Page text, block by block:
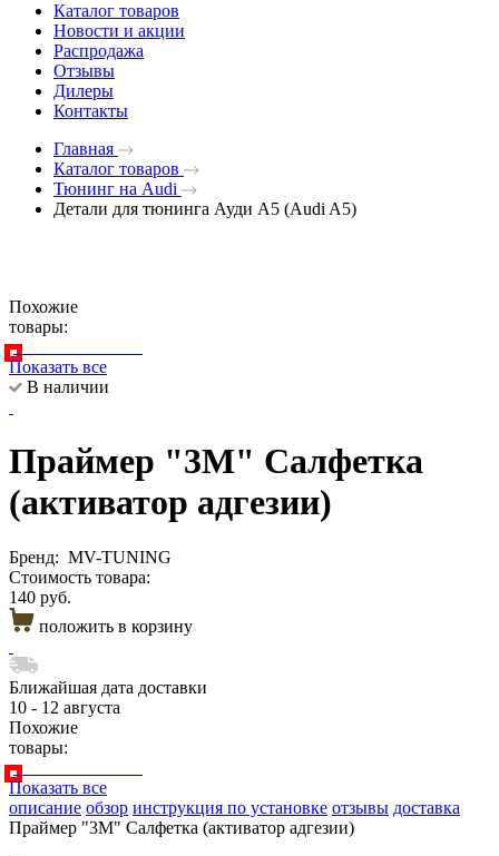
Каталог товаров
Новости и акции
Распродажа
Отзывы
Дилеры
Контакты
Главная
Каталог товаров
Тюнинг на Audi
Детали для тюнинга Ауди A5 (Audi A5)
Похожие
товары:
Показать все
В наличии
Праймер "3М" Салфетка
(активатор адгезии)
Бренд: MV-TUNING
Стоимость товара:
140 руб.
положить в корзину
Ближайшая дата доставки
10 - 12 августа
Похожие
товары:
Показать все
описание обзор инструкция по установке отзывы доставка
Праймер "3М" Салфетка (активатор адгезии)